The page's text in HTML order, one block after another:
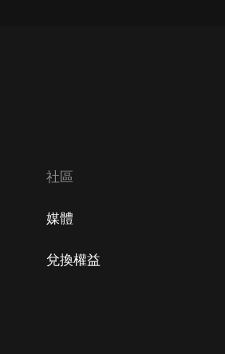
訂閱方法
社區
媒體
兌換權益